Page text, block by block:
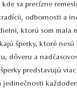
sa precízne
odbornosti a
ktorú som mala
šperky, ktoré nesú
dôveru a
predstavujú
jedinečnosti